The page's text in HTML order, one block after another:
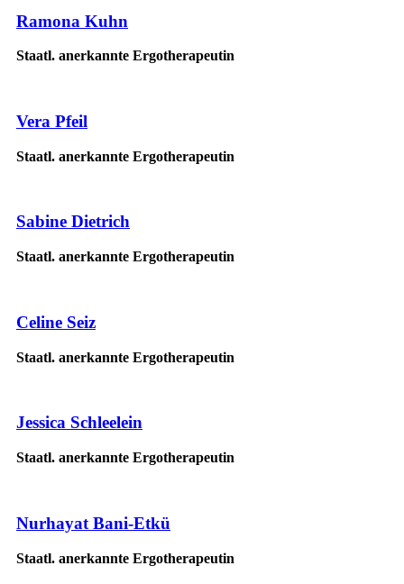
Ramona Kuhn
Staatl. anerkannte Ergotherapeutin
Vera Pfeil
Staatl. anerkannte Ergotherapeutin
Sabine Dietrich
Staatl. anerkannte Ergotherapeutin
Celine Seiz
Staatl. anerkannte Ergotherapeutin
Jessica Schleelein
Staatl. anerkannte Ergotherapeutin
Nurhayat Bani-Etkü
Staatl. anerkannte Ergotherapeutin